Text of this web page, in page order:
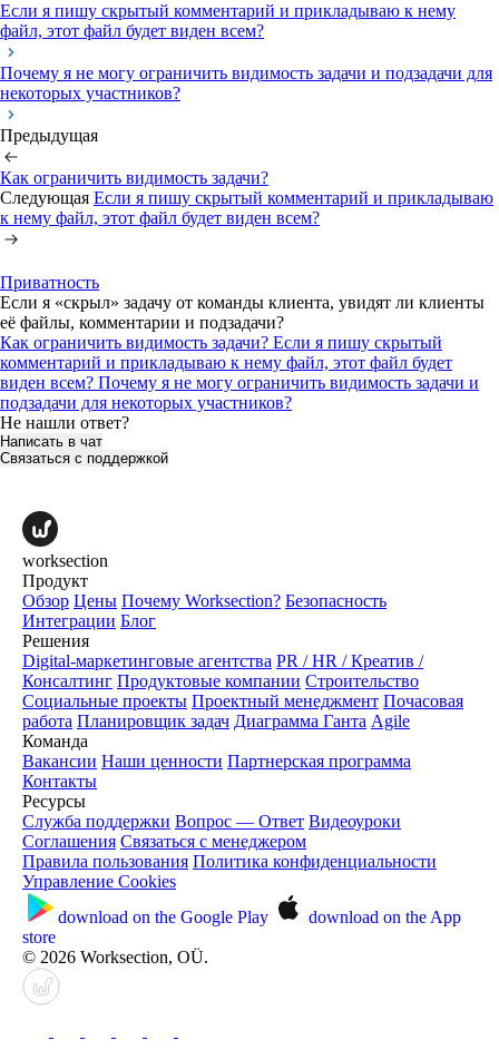
Если я пишу скрытый комментарий и прикладываю к нему
файл, этот файл будет виден всем?
Почему я не могу ограничить видимость задачи и подзадачи для
некоторых участников?
Предыдущая
Как ограничить видимость задачи?
Следующая Если я пишу скрытый комментарий и прикладываю
к нему файл, этот файл будет виден всем?
Приватность
Если я «скрыл» задачу от команды клиента, увидят ли клиенты
её файлы, комментарии и подзадачи?
Как ограничить видимость задачи? Если я пишу скрытый
комментарий и прикладываю к нему файл, этот файл будет
виден всем? Почему я не могу ограничить видимость задачи и
подзадачи для некоторых участников?
Не нашли ответ?
Написать в чат
Связаться с поддержкой
worksection
Продукт
Обзор Цены Почему Worksection? Безопасность
Интеграции Блог
Решения
Digital-маркетинговые агентства PR / HR / Креатив /
Консалтинг Продуктовые компании Строительство
Социальные проекты Проектный менеджмент Почасовая
работа Планировщик задач Диаграмма Ганта Agile
Команда
Вакансии Наши ценности Партнерская программа
Контакты
Ресурсы
Служба поддержки Вопрос — Ответ Видеоуроки
Соглашения Связаться с менеджером
Правила пользования Политика конфиденциальности
Управление Cookies
download on the Google Play download on the App
store
© 2026 Worksection, OÜ.